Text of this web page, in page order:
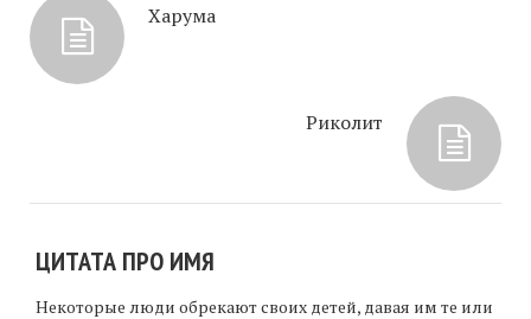
Харума
Риколит
ЦИТАТА ПРО ИМЯ
Некоторые люди обрекают своих детей, давая им те или